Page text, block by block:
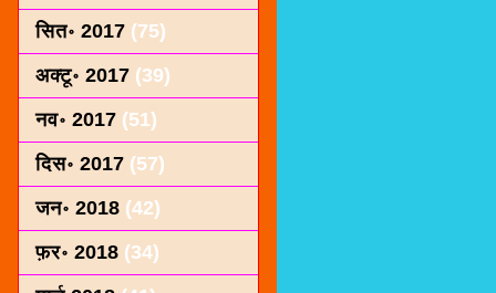
सित॰ 2017 (75)
अक्टू॰ 2017 (39)
नव॰ 2017 (51)
दिस॰ 2017 (57)
जन॰ 2018 (42)
फ़र॰ 2018 (34)